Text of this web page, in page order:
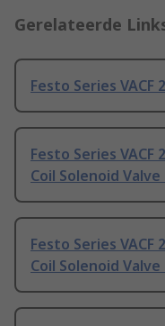
Gerelateerde
Festo Series VACF
Festo Series VACF
Coil Solenoid Valve
Festo Series VACF
Coil Solenoid Valve